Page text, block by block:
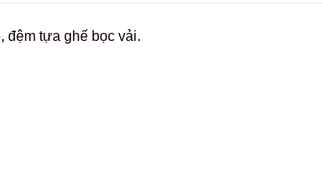
đệm tựa ghế bọc vải.